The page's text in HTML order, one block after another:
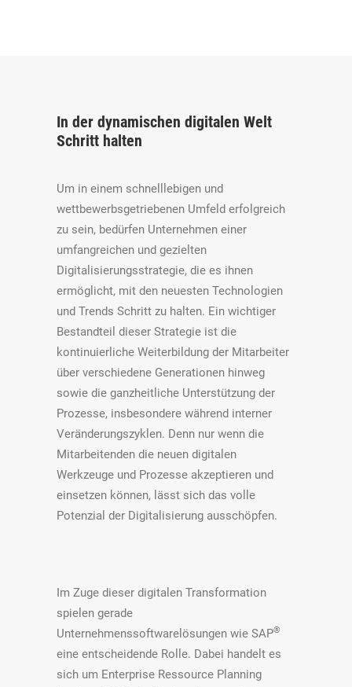
In der dynamischen digitalen Welt
Schritt halten
Um in einem schnelllebigen und
wettbewerbsgetriebenen Umfeld erfolgreich
zu sein, bedürfen Unternehmen einer
umfangreichen und gezielten
Digitalisierungsstrategie, die es ihnen
ermöglicht, mit den neuesten Technologien
und Trends Schritt zu halten. Ein wichtiger
Bestandteil dieser Strategie ist die
kontinuierliche Weiterbildung der Mitarbeiter
über verschiedene Generationen hinweg
sowie die ganzheitliche Unterstützung der
Prozesse, insbesondere während interner
Veränderungszyklen. Denn nur wenn die
Mitarbeitenden die neuen digitalen
Werkzeuge und Prozesse akzeptieren und
einsetzen können, lässt sich das volle
Potenzial der Digitalisierung ausschöpfen.
Im Zuge dieser digitalen Transformation
spielen gerade
Unternehmenssoftwarelösungen wie SAP®
eine entscheidende Rolle. Dabei handelt es
sich um Enterprise Ressource Planning